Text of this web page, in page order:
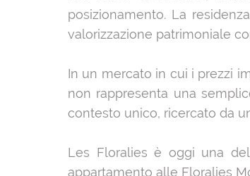
posizionamento. La
valorizzazione patrimoniale
In un mercato in cui i prezzi
non rappresenta una
contesto unico, ricercato da
Les Floralies è oggi una
appartamento alle Floralies